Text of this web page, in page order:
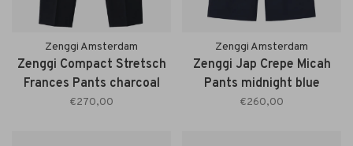
Zenggi Amsterdam
Zenggi Compact Stretsch
Frances Pants charcoal
€270,00
Zenggi Amsterdam
Zenggi Jap Crepe Micah
Pants midnight blue
€260,00